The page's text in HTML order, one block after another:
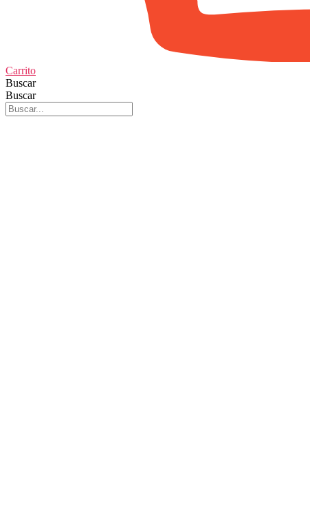
Carrito
Buscar
Buscar